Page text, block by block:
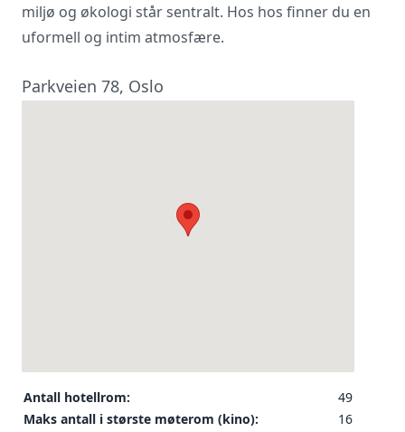
miljø og økologi står sentralt. Hos hos finner du en
uformell og intim atmosfære.
Parkveien 78, Oslo
Antall hotellrom:
49
Maks antall i største møterom (kino):
16
viktige frister. Tjenesten er kostnadsfri
for deg som kunde, og det er ingen